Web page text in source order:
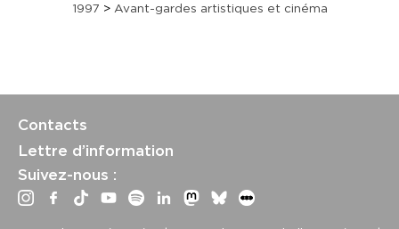
1997 > Avant-gardes artistiques et cinéma
Contacts
Lettre d’information
Suivez-nous :